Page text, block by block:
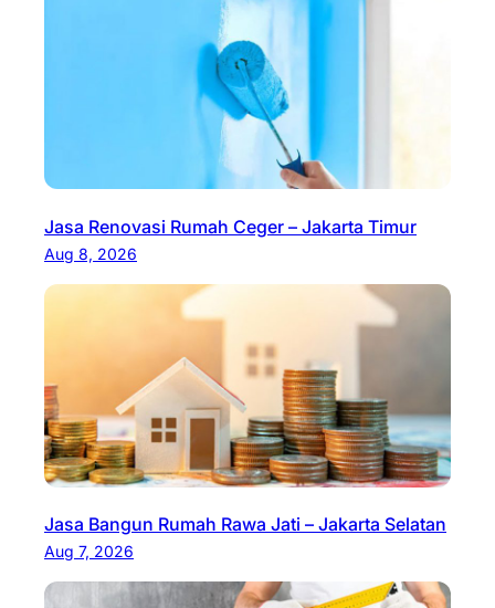
Jasa Renovasi Rumah Ceger – Jakarta Timur
Aug 8, 2026
Jasa Bangun Rumah Rawa Jati – Jakarta Selatan
Aug 7, 2026